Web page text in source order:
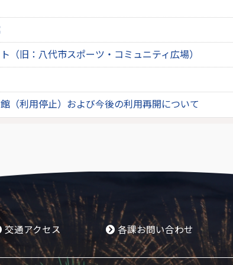
（旧：八代市スポーツ・コミュニティ広場）
（利用停止）および今後の利用再開について
交通アクセス 各課お問い合わせ